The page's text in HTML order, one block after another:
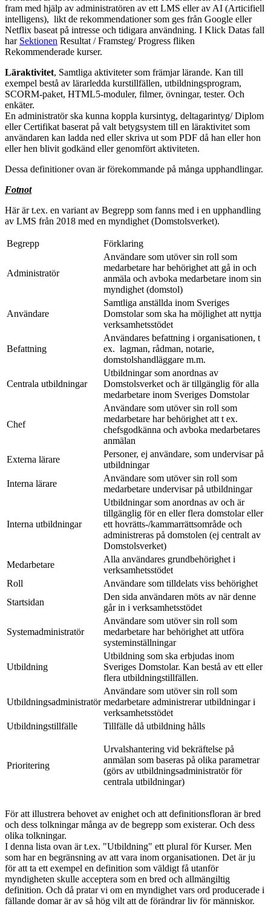
fram med hjälp av administratören av ett LMS eller av AI (Articifiell
intelligens), likt de rekommendationer som ges från Google eller
Netflix baseat på intresse och tidigara användning. I Klick Datas fall
har Sektionen Resultat / Framsteg/ Progress fliken
Rekommenderade kurser.
Läraktivitet, Samtliga aktiviteter som främjar lärande. Kan till
exempel bestå av lärarledda kurstillfällen, utbildningsprogram,
SCORM-paket, HTML5-moduler, filmer, övningar, tester. Och
enkäter.
En administratör ska kunna koppla kursintyg, deltagarintyg/ Diplom
eller Certifikat baserat på valt betygsystem till en läraktivitet som
användaren kan ladda ned eller skriva ut som PDF då han eller hon
eller hen blivit godkänd eller genomfört aktiviteten.
Dessa definitioner ovan är förekommande på många upphandlingar.
Fotnot
Här är t.ex. en variant av Begrepp som fanns med i en upphandling
av LMS från 2018 med en myndighet (Domstolsverket).
Begrepp Förklaring
Administratör
Användare som utöver sin roll som
medarbetare har behörighet att gå in och
anmäla och avboka medarbetare inom sin
myndighet (domstol)
Användare
Samtliga anställda inom Sveriges
Domstolar som ska ha möjlighet att nyttja
verksamhetsstödet
Befattning
Användares befattning i organisationen, t
ex. lagman, rådman, notarie,
domstolshandläggare m.m.
Centrala utbildningar
Utbildningar som anordnas av
Domstolsverket och är tillgänglig för alla
medarbetare inom Sveriges Domstolar
Chef
Användare som utöver sin roll som
medarbetare har behörighet att t ex.
chefsgodkänna och avboka medarbetares
anmälan
Externa lärare
Personer, ej användare, som undervisar på
utbildningar
Interna lärare
Användare som utöver sin roll som
medarbetare undervisar på utbildningar
Interna utbildningar
Utbildningar som anordnas av och är
tillgänglig för en eller flera domstolar eller
ett hovrätts-/kammarrättsområde och
administreras på domstolen (ej centralt av
Domstolsverket)
Medarbetare
Alla användares grundbehörighet i
verksamhetsstödet
Roll
Användare som tilldelats viss behörighet
Startsidan
Den sida användaren möts av när denne
går in i verksamhetsstödet
Systemadministratör
Användare som utöver sin roll som
medarbetare har behörighet att utföra
systeminställningar
Utbildning
Utbildning som ska erbjudas inom
Sveriges Domstolar. Kan bestå av ett eller
flera utbildningstillfällen.
Utbildningsadministratör
Användare som utöver sin roll som
medarbetare administrerar utbildningar i
verksamhetsstödet
Utbildningstillfälle
Tillfälle då utbildning hålls
Prioritering
Urvalshantering vid bekräftelse på
anmälan som baseras på olika parametrar
(görs av utbildningsadministratör för
centrala utbildningar)
För att illustrera behovet av enighet och att definitionsfloran är bred
och dess tolkningar många av de begrepp som existerar. Och dess
olika tolkningar.
I denna lista ovan är t.ex. "Utbildning" ett plural för Kurser. Men
som har en begränsning av att vara inom organisationen. Det är ju
för att ta ett exempel en definition som väldigt få utanför
myndigheten skulle acceptera som en bred och allmängiltig
definition. Och då pratar vi om en myndighet vars ord producerade i
fällande domar är av så hög vilt att de förändrar liv för människor.